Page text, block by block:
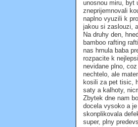
unosnou miru, byt
zneprijemnovali
naplno vyuzili k
jakou si zaslouzi,
Na druhy den,
bamboo rafting
nas hrnula baba
rozpacite k
nevidane plno,
nechtelo, ale
kosili za pet tisic,
saty a kalhoty,
Zbytek dne nam
docela vysoko a
skonplikovala
super, plny